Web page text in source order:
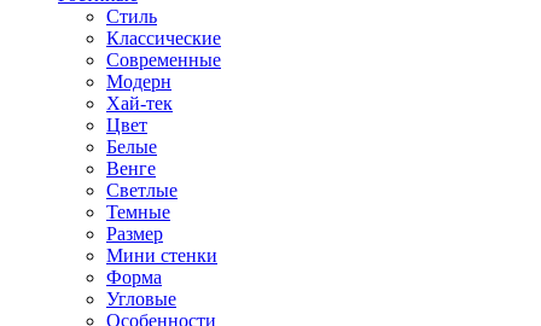
Стиль
Классические
Современные
Модерн
Хай-тек
Цвет
Белые
Венге
Светлые
Темные
Размер
Мини стенки
Форма
Угловые
Особенности